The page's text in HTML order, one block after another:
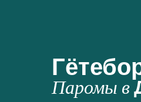
Паромы в